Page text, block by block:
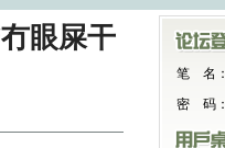
眼屎干
笔 名：
密 码：